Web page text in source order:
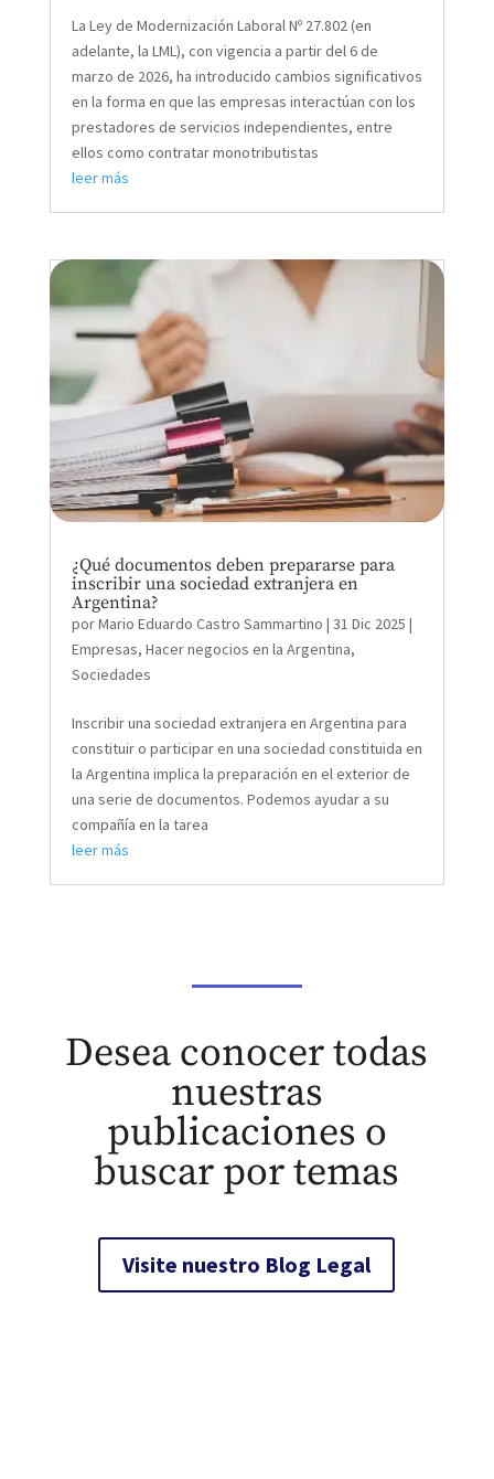
La Ley de Modernización Laboral Nº 27.802 (en
adelante, la LML), con vigencia a partir del 6 de
marzo de 2026, ha introducido cambios significativos
en la forma en que las empresas interactúan con los
prestadores de servicios independientes, entre
ellos como contratar monotributistas
leer más
¿Qué documentos deben prepararse para
inscribir una sociedad extranjera en
Argentina?
porMario Eduardo Castro Sammartino | 31 Dic 2025 |
Empresas, Hacer negocios en la Argentina,
Sociedades
Inscribir una sociedad extranjera en Argentina para
constituir o participar en una sociedad constituida en
la Argentina implica la preparación en el exterior de
una serie de documentos. Podemos ayudar a su
compañía en la tarea
leer más
Desea conocer todas
nuestras
publicaciones o
buscar por temas
Visite nuestro Blog Legal